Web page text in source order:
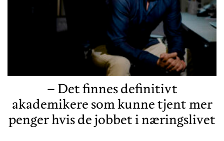
– Det finnes definitivt
akademikere som kunne tjent mer
penger hvis de jobbet i næringslivet